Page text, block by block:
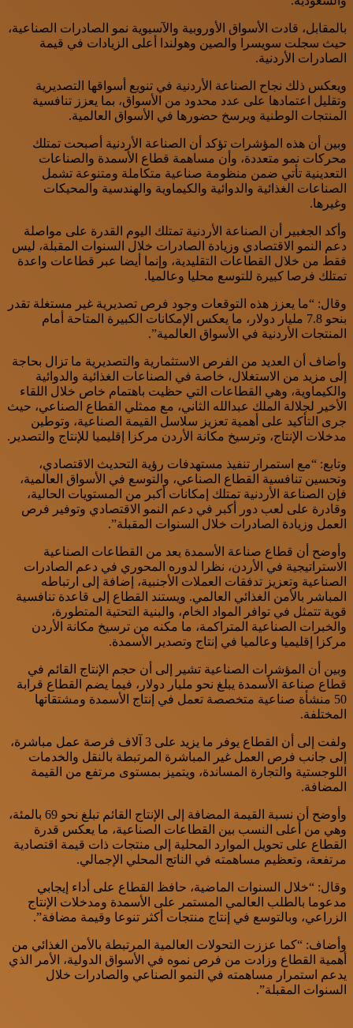
بالمقابل، قادت الأسواق الأوروبية والآسيوية نمو الصادرات الصناعية،
حيث سجلت سويسرا والصين وهولندا أعلى الزيادات في قيمة
الصادرات الأردنية.
ويعكس ذلك نجاح الصناعة الأردنية في تنويع أسواقها التصديرية
وتقليل اعتمادها على عدد محدود من الأسواق، بما يعزز تنافسية
المنتجات الوطنية ويرسخ حضورها في الأسواق العالمية.
وبين أن هذه المؤشرات تؤكد أن الصناعة الأردنية أصبحت تمتلك
محركات نمو متعددة، وأن مساهمة قطاع الأسمدة والصناعات
التعدينية تأتي ضمن منظومة صناعية متكاملة ومتنوعة تشمل
الصناعات الغذائية والدوائية والكيماوية والهندسية والمحيكات
وغيرها.
وأكد الجغبير أن الصناعة الأردنية تمتلك اليوم القدرة على مواصلة
دعم النمو الاقتصادي وزيادة الصادرات خلال السنوات المقبلة، ليس
فقط من خلال القطاعات التقليدية، وإنما أيضا عبر قطاعات واعدة
تمتلك فرصا كبيرة للتوسع محليا وعالميا.
وقال: “ما يعزز هذه التوقعات وجود فرص تصديرية غير مستغلة تقدر
بنحو 7.8 مليار دولار، ما يعكس الإمكانات الكبيرة المتاحة أمام
المنتجات الأردنية في الأسواق العالمية”.
وأضاف أن العديد من الفرص الاستثمارية والتصديرية ما تزال بحاجة
إلى مزيد من الاستغلال، خاصة في الصناعات الغذائية والدوائية
والكيماوية، وهي القطاعات التي حظيت باهتمام خاص خلال اللقاء
الأخير لجلالة الملك عبدالله الثاني، مع ممثلي القطاع الصناعي، حيث
جرى التأكيد على أهمية تعزيز سلاسل القيمة الصناعية، وتوطين
مدخلات الإنتاج، وترسيخ مكانة الأردن مركزا إقليميا للإنتاج والتصدير.
وتابع: “مع استمرار تنفيذ مستهدفات رؤية التحديث الاقتصادي،
وتحسين تنافسية القطاع الصناعي، والتوسع في الأسواق العالمية،
فإن الصناعة الأردنية تمتلك إمكانات أكبر من المستويات الحالية،
وقادرة على لعب دور أكبر في دعم النمو الاقتصادي وتوفير فرص
العمل وزيادة الصادرات خلال السنوات المقبلة”.
وأوضح أن قطاع صناعة الأسمدة يعد من القطاعات الصناعية
الاستراتيجية في الأردن، نظرا لدوره المحوري في دعم الصادرات
الصناعية وتعزيز تدفقات العملات الأجنبية، إضافة إلى ارتباطه
المباشر بالأمن الغذائي العالمي. ويستند القطاع إلى قاعدة تنافسية
قوية تتمثل في توافر المواد الخام، والبنية التحتية المتطورة،
والخبرات الصناعية المتراكمة، ما مكنه من ترسيخ مكانة الأردن
مركزا إقليميا وعالميا في إنتاج وتصدير الأسمدة.
وبين أن المؤشرات الصناعية تشير إلى أن حجم الإنتاج القائم في
قطاع صناعة الأسمدة يبلغ نحو مليار دولار، فيما يضم القطاع قرابة
50 منشأة صناعية متخصصة تعمل في إنتاج الأسمدة ومشتقاتها
المختلفة.
ولفت إلى أن القطاع يوفر ما يزيد على 3 آلاف فرصة عمل مباشرة،
إلى جانب فرص العمل غير المباشرة المرتبطة بالنقل والخدمات
اللوجستية والتجارة المساندة، ويتميز بمستوى مرتفع من القيمة
المضافة.
وأوضح أن نسبة القيمة المضافة إلى الإنتاج القائم تبلغ نحو 69 بالمئة،
وهي من أعلى النسب بين القطاعات الصناعية، ما يعكس قدرة
القطاع على تحويل الموارد المحلية إلى منتجات ذات قيمة اقتصادية
مرتفعة، وتعظيم مساهمته في الناتج المحلي الإجمالي.
وقال: “خلال السنوات الماضية، حافظ القطاع على أداء إيجابي
مدعوما بالطلب العالمي المستمر على الأسمدة ومدخلات الإنتاج
الزراعي، وبالتوسع في إنتاج منتجات أكثر تنوعا وقيمة مضافة”.
وأضاف: “كما عززت التحولات العالمية المرتبطة بالأمن الغذائي من
أهمية القطاع وزادت من فرص نموه في الأسواق الدولية، الأمر الذي
يدعم استمرار مساهمته في النمو الصناعي والصادرات خلال
السنوات المقبلة”.